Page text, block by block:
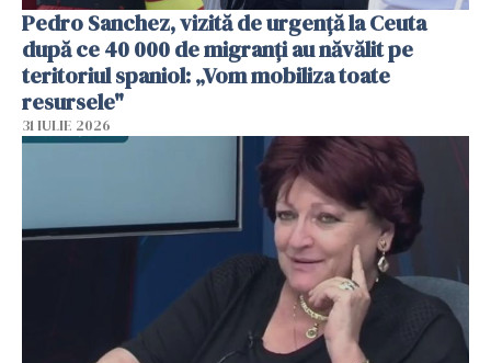
Pedro Sanchez, vizită de urgență la Ceuta
după ce 40 000 de migranți au năvălit pe
teritoriul spaniol: „Vom mobiliza toate
resursele"
31 IULIE 2026